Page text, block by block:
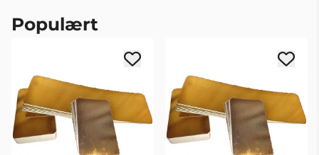
Populært